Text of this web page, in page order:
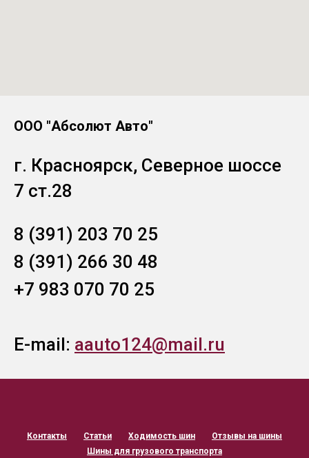
ООО "Абсолют Авто"
г. Красноярск, Северное шоссе
7 ст.28
8 (391) 203 70 25
8 (391) 266 30 48
+7 983 070 70 25
E-mail: aauto124@mail.ru
Контакты Статьи Ходимость шин
Отзывы на шины
Шины для грузового транспорта